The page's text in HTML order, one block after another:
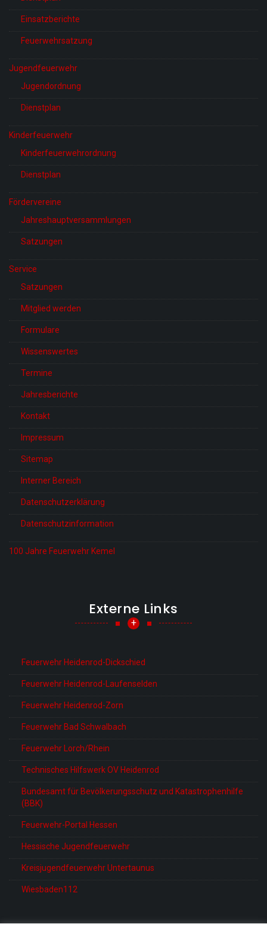
Einsatzberichte
Feuerwehrsatzung
Jugendfeuerwehr
Jugendordnung
Dienstplan
Kinderfeuerwehr
Kinderfeuerwehrordnung
Dienstplan
Fördervereine
Jahreshauptversammlungen
Satzungen
Service
Satzungen
Mitglied werden
Formulare
Wissenswertes
Termine
Jahresberichte
Kontakt
Impressum
Sitemap
Interner Bereich
Datenschutzerklärung
Datenschutzinformation
100 Jahre Feuerwehr Kemel
Externe Links
+
Feuerwehr Heidenrod-Dickschied
Feuerwehr Heidenrod-Laufenselden
Feuerwehr Heidenrod-Zorn
Feuerwehr Bad Schwalbach
Feuerwehr Lorch/Rhein
Technisches Hilfswerk OV Heidenrod
Bundesamt für Bevölkerungsschutz und Katastrophenhilfe
(BBK)
Feuerwehr-Portal Hessen
Hessische Jugendfeuerwehr
Kreisjugendfeuerwehr Untertaunus
Wiesbaden112